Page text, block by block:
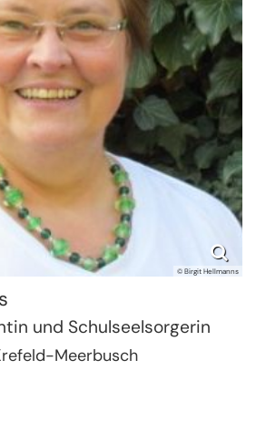
© Birgit Hellmanns
und Schulseelsorgerin
Meerbusch